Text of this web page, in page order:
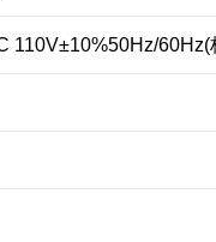
110V±10%50Hz/60Hz(